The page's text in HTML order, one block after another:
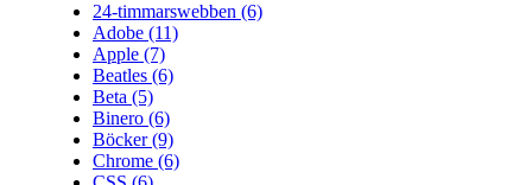
24-timmarswebben (6)
Adobe (11)
Apple (7)
Beatles (6)
Beta (5)
Binero (6)
Böcker(9)
Chrome (6)